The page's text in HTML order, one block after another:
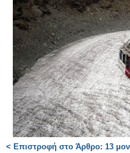
< Επιστροφή στο Άρθρο: 13